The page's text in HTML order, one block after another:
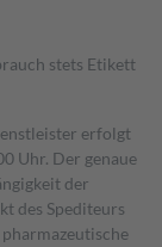
stets Etikett
erfolgt
Uhr. Der genaue
der
des Spediteurs